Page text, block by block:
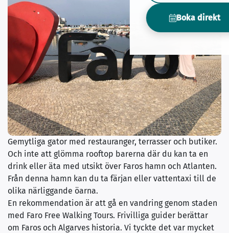
Boka direkt
Gemytliga gator med restauranger, terrasser och butiker.
Och inte att glömma rooftop barerna där du kan ta en
drink eller äta med utsikt över Faros hamn och Atlanten.
Från denna hamn kan du ta färjan eller vattentaxi till de
olika närliggande öarna.
En rekommendation är att gå en vandring genom staden
med Faro Free Walking Tours. Frivilliga guider berättar
om Faros och Algarves historia. Vi tyckte det var mycket